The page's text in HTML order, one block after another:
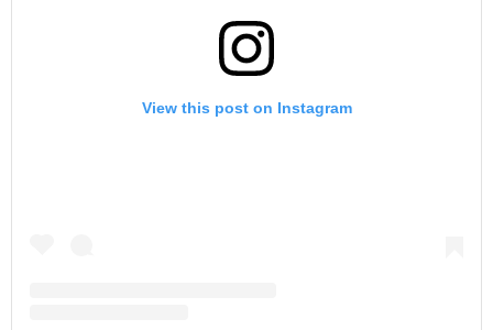
View this post on Instagram